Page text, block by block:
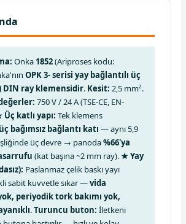
Onka 1852(Ariproses kodu:
OPK 3- serisi yay bağlantılı üç
DIN ray klemensidir. Kesit: 2,5 mm².
750 V / 24 A (TSE-CE, EN-
Üç katlı yapı: Tek klemens
üç bağımsız bağlantı katı — aynı 5,9
üç devre → panoda%66'ya
(kat başına ~2 mm ray).★ Yay
Paslanmaz çelik baskı yayı
sabit kuvvetle sıkar —vida
periyodik tork bakımı yok,
.Turuncu buton: İletkeni